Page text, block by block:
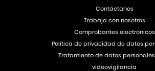
Contáctanos
Trabaja con nosotros
Comprobantes electrónicos
Política de privacidad de datos
Tratamiento de datos
videovigilancia